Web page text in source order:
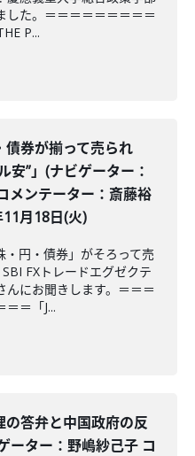
た。＝＝＝＝＝＝＝＝＝
P...
債券が揃って売られ
安”」(ナビゲーター：
メンテーター：斎藤裕
月18日(火)
円・債券」がそろって売
FXトレードエグゼクテ
んにお聞きします。＝＝＝
＝「J...
の答弁と中国政府の反
ーター：野嶋紗己子 コ